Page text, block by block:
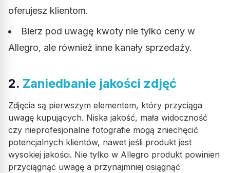
oferujesz klientom.
Bierz pod uwagę kwoty nie tylko ceny w
Allegro, ale również inne kanały sprzedaży.
2. Zaniedbanie jakości zdjęć
Zdjęcia są pierwszym elementem, który przyciąga
uwagę kupujących. Niska jakość, mała widoczność
czy nieprofesjonalne fotografie mogą zniechęcić
potencjalnych klientów, nawet jeśli produkt jest
wysokiej jakości. Nie tylko w Allegro produkt powinien
przyciągnąć uwagę a przynajmniej osiągnąć